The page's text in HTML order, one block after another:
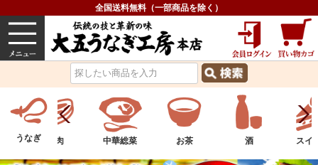
全国送料無料（一部商品を除く）
うなぎ 内祝い グルメ
うなぎ お肉 中華総菜 お茶 酒 スイ